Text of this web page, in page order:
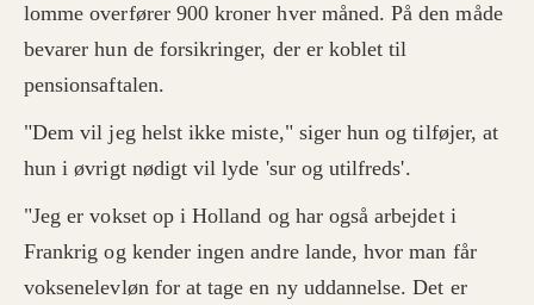
Pension til elever vil især komme til at få
betydning inden for disse faggrupper:
assistenter
Pædagogiske assistenter
Ejendomsserviceteknikere
Neurofysiologiassistenter
Den kommende uddannelse for
lomme overfører 900 kroner hver måned. På den måde
bevarer hun de forsikringer, der er koblet til
pensionsaftalen.
"Dem vil jeg helst ikke miste," siger hun og tilføjer, at
hun i øvrigt nødigt vil lyde 'sur og utilfreds'.
"Jeg er vokset op i Holland og har også arbejdet i
Frankrig og kender ingen andre lande, hvor man får
voksenelevløn for at tage en ny uddannelse. Det er